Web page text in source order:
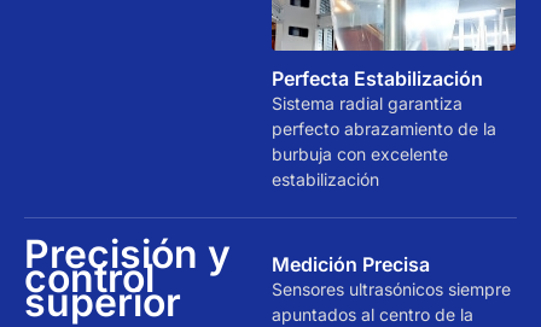
Perfecta Estabilización
Sistema radial garantiza
perfecto abrazamiento de la
burbuja con excelente
estabilización
Precisión y
control
superior
Medición Precisa
Sensores ultrasónicos siempre
apuntados al centro de la